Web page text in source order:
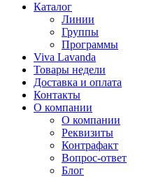
Каталог
Линии
Группы
Программы
Viva Lavanda
Товары недели
Доставка и оплата
Контакты
О компании
О компании
Реквизиты
Контрафакт
Вопрос-ответ
Блог